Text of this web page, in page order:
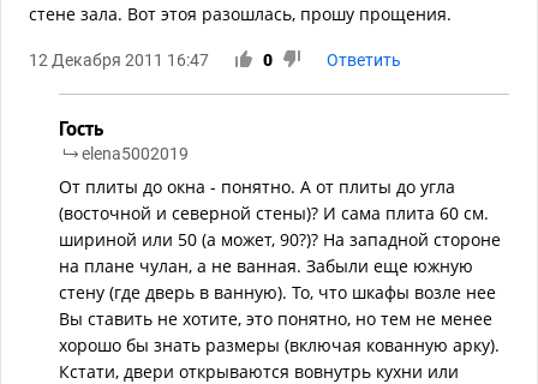
стене зала. Вот этоя разошлась, прошу прощения.
12 Декабря 2011 16:47 0 Ответить
Гость
elena5002019
От плиты до окна - понятно. А от плиты до угла
(восточной и северной стены)? И сама плита 60 см.
шириной или 50 (а может, 90?)? На западной стороне
на плане чулан, а не ванная. Забыли еще южную
стену (где дверь в ванную). То, что шкафы возле нее
Вы ставить не хотите, это понятно, но тем не менее
хорошо бы знать размеры (включая кованную арку).
Кстати, двери открываются вовнутрь кухни или